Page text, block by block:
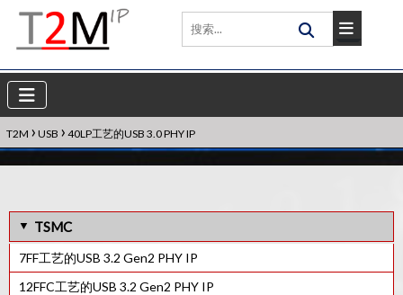
T2M › USB › 40LP工艺的USB 3.0 PHY IP
TSMC
7FF工艺的USB 3.2 Gen2 PHY IP
12FFC工艺的USB 3.2 Gen2 PHY IP